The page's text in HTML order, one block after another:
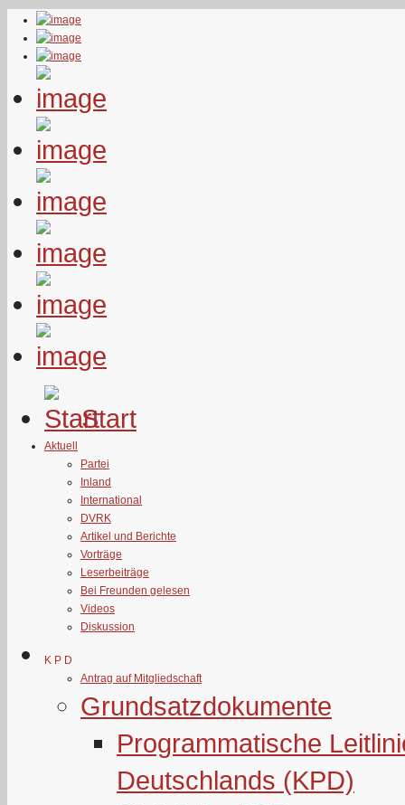
Start
Aktuell
Partei
Inland
International
DVRK
Artikel und Berichte
Vorträge
Leserbeiträge
Bei Freunden gelesen
Videos
Diskussion
K P D
Antrag auf Mitgliedschaft
Grundsatzdokumente
Programmatische
Deutschlands (KPD)